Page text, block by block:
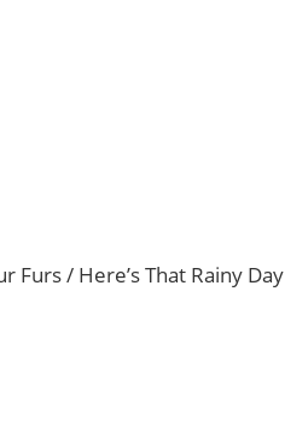
Furs / Here’s That Rainy Day